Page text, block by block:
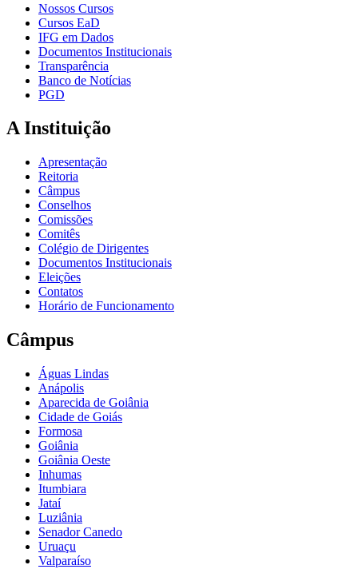
Nossos Cursos
Cursos EaD
IFG em Dados
Documentos Institucionais
Transparência
Banco de Notícias
PGD
A Instituição
Apresentação
Reitoria
Câmpus
Conselhos
Comissões
Comitês
Colégio de Dirigentes
Documentos Institucionais
Eleições
Contatos
Horário de Funcionamento
Câmpus
Águas Lindas
Anápolis
Aparecida de Goiânia
Cidade de Goiás
Formosa
Goiânia
Goiânia Oeste
Inhumas
Itumbiara
Jataí
Luziânia
Senador Canedo
Uruaçu
Valparaíso